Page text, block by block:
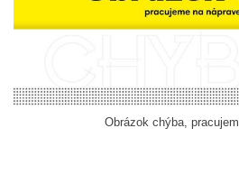
Obrázok chýba,